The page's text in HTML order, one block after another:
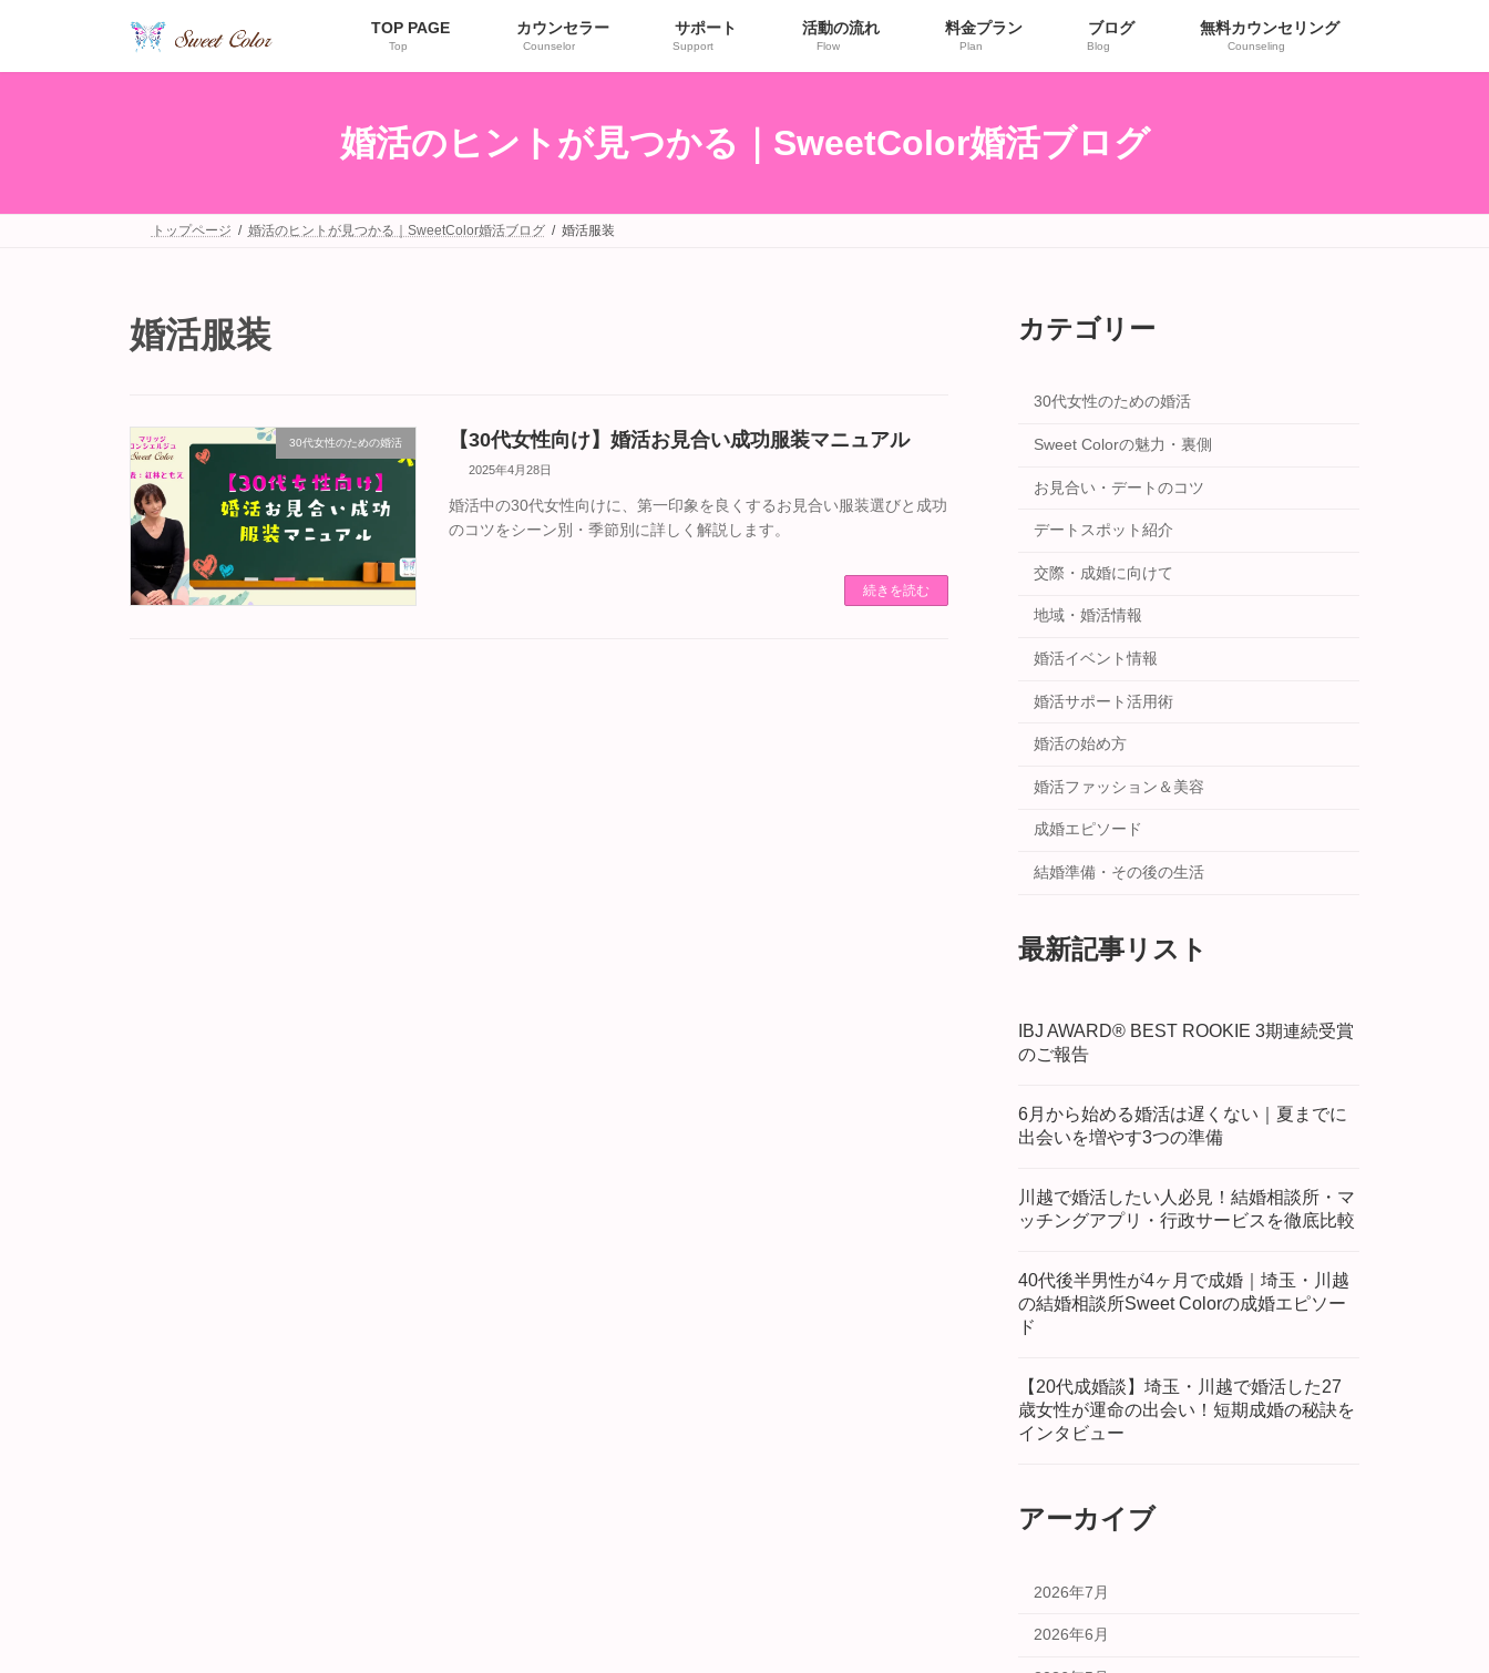
プ
動
TOP PAGE
Top
カウンセラー
Counselor
サポート
Support
活動の流れ
Flow
料金プラン
Plan
ブログ
Blog
無料カウンセリング
Counseling
婚活のヒントが見つかる｜SweetColor婚活ブログ
トップページ 婚活のヒントが見つかる｜SweetColor婚活ブログ 婚活服装
婚活服装
30代女性のための婚活 【30代女性向け】婚活お見合い成功服装マニュアル
2025年4月28日
婚活中の30代女性向けに、第一印象を良くするお見合い服装選びと成功
のコツをシーン別・季節別に詳しく解説します。
続きを読む
カテゴリー
30代女性のための婚活
Sweet Colorの魅力・裏側
お見合い・デートのコツ
デートスポット紹介
交際・成婚に向けて
地域・婚活情報
婚活イベント情報
婚活サポート活用術
婚活の始め方
婚活ファッション＆美容
成婚エピソード
結婚準備・その後の生活
最新記事リスト
IBJ AWARD® BEST ROOKIE 3期連続受賞
のご報告
6月から始める婚活は遅くない｜夏までに
出会いを増やす3つの準備
川越で婚活したい人必見！結婚相談所・マ
ッチングアプリ・行政サービスを徹底比較
40代後半男性が4ヶ月で成婚｜埼玉・川越
の結婚相談所Sweet Colorの成婚エピソー
ド
【20代成婚談】埼玉・川越で婚活した27
歳女性が運命の出会い！短期成婚の秘訣を
インタビュー
アーカイブ
2026年7月
2026年6月